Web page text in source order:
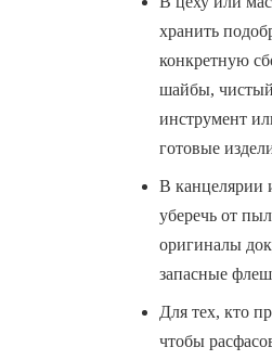
хранить
конкретную
шайбы,
инструмент
готовые
В канцелярии
уберечь от
оригиналы
запасные
Для тех, кто
чтобы